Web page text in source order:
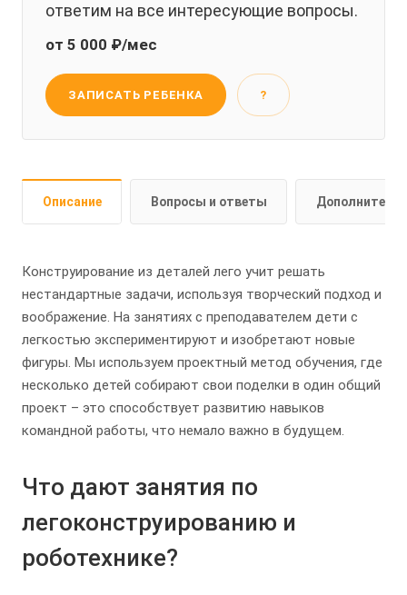
ответим на все интересующие вопросы.
от 5 000 ₽/мес
ЗАПИСАТЬ РЕБЕНКА ?
Описание Вопросы и ответы
Конструирование из деталей лего учит решать
нестандартные задачи, используя творческий подход и
воображение. На занятиях с преподавателем дети с
легкостью экспериментируют и изобретают новые
фигуры. Мы используем проектный метод обучения, где
несколько детей собирают свои поделки в один общий
проект – это способствует развитию навыков
командной работы, что немало важно в будущем.
Что дают занятия по
легоконструированию и
роботехнике?